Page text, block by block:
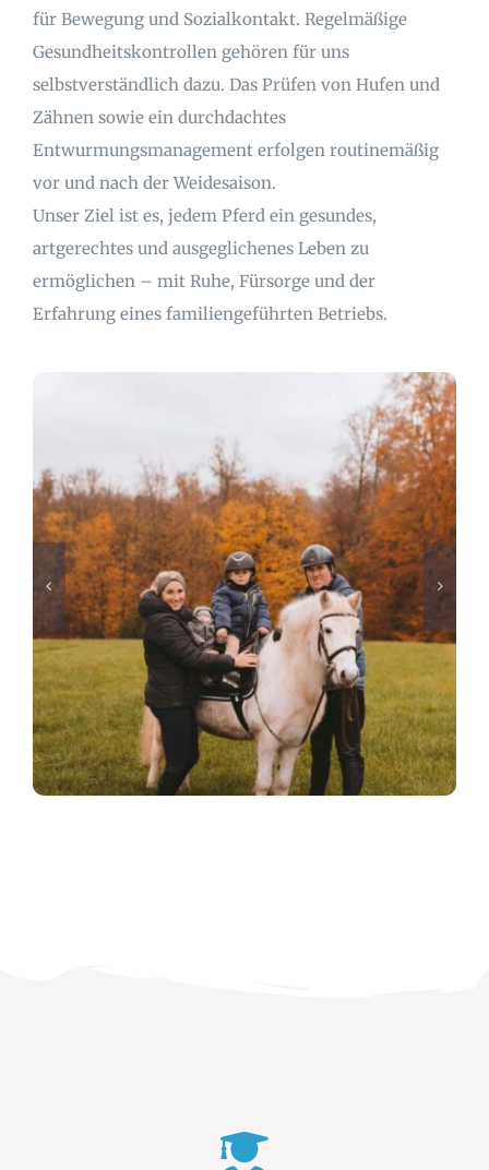
für Bewegung und Sozialkontakt. Regelmäßige
Gesundheitskontrollen gehören für uns
selbstverständlich dazu. Das Prüfen von Hufen und
Zähnen sowie ein durchdachtes
Entwurmungsmanagement erfolgen routinemäßig
vor und nach der Weidesaison.
Unser Ziel ist es, jedem Pferd ein gesundes,
artgerechtes und ausgeglichenes Leben zu
ermöglichen – mit Ruhe, Fürsorge und der
Erfahrung eines familiengeführten Betriebs.